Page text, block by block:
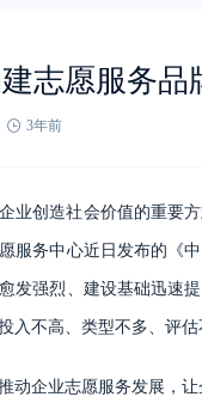
志愿服务品
3年前
业创造社会价值的重要
服务中心近日发布的《
发强烈、建设基础迅速
入不高、类型不多、评估
动企业志愿服务发展，